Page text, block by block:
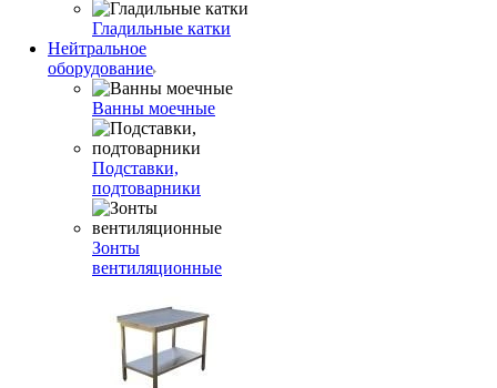
Гладильные катки
Нейтральное
оборудование
Ванны моечные
Подставки,
подтоварники
Зонты
вентиляционные